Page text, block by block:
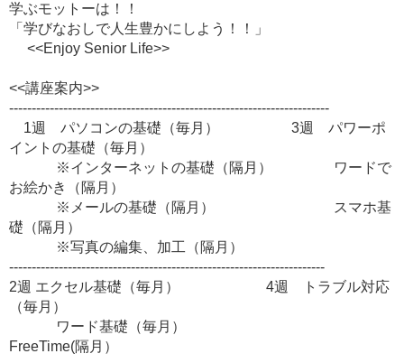
学ぶモットーは！！
「学びなおしで人生豊かにしよう！！」
<<Enjoy Senior Life>>
<<講座案内>>
-----------------------------------------------------------------------
1週 パソコンの基礎（毎月） 3週 パワーポ
イントの基礎（毎月）
※インターネットの基礎（隔月） ワードで
お絵かき（隔月）
※メールの基礎（隔月） スマホ基
礎（隔月）
※写真の編集、加工（隔月）
----------------------------------------------------------------------
2週 エクセル基礎（毎月） 4週 トラブル対応
（毎月）
ワード基礎（毎月）
FreeTime(隔月）